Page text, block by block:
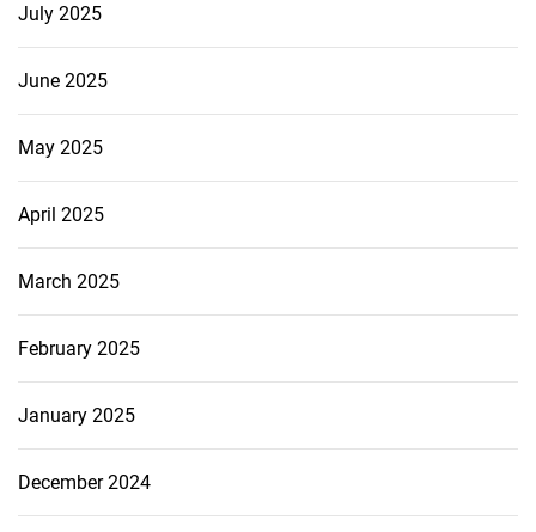
July 2025
June 2025
May 2025
April 2025
March 2025
February 2025
January 2025
December 2024